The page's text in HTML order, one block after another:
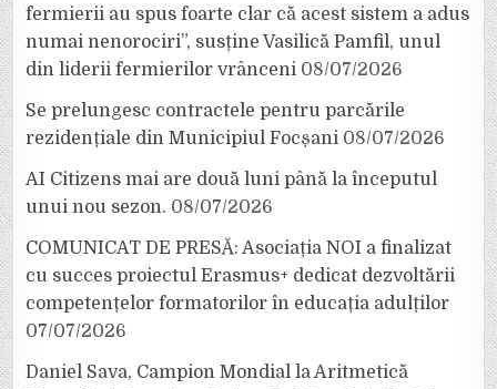
fermierii au spus foarte clar că acest sistem a adus
numai nenorociri”, susține Vasilică Pamfil, unul
din liderii fermierilor vrânceni 08/07/2026
Se prelungesc contractele pentru parcările
rezidențiale din Municipiul Focșani 08/07/2026
AI Citizens mai are două luni până la începutul
unui nou sezon. 08/07/2026
COMUNICAT DE PRESĂ: Asociația NOI a finalizat
cu succes proiectul Erasmus+ dedicat dezvoltării
competențelor formatorilor în educația adulților
07/07/2026
Daniel Sava, Campion Mondial la Aritmetică